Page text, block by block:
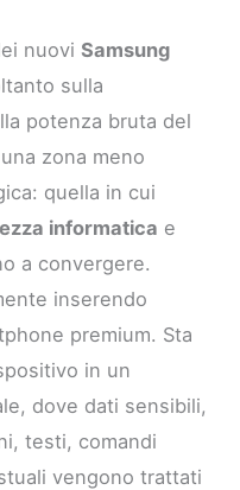
nuoviSamsung
sulla
potenza bruta del
zona meno
quella in cui
informatica e
a convergere.
inserendo
premium. Sta
in un
dove dati sensibili,
testi, comandi
vengono trattati